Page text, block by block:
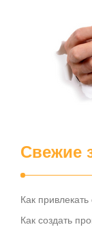
Свежие
Как
Как создать